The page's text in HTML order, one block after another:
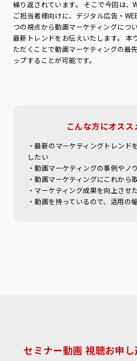
繰り返されています。 そこで今回は、
ご担当者様向けに、デジタル広告・
つの視点から動画マーケティングにつ
最新トレンドをお伝えいたします。 本
ただくことで動画マーケティングの最
ップすることが可能です。
こんな方にオスス
・最新のマーケティングトレンド
したい
・動画マーケティングの事例やノ
・動画マーケティングにこれから
・マーケティング成果を向上させ
・動画を持っているので、活用の
セミナー動画 視聴お申